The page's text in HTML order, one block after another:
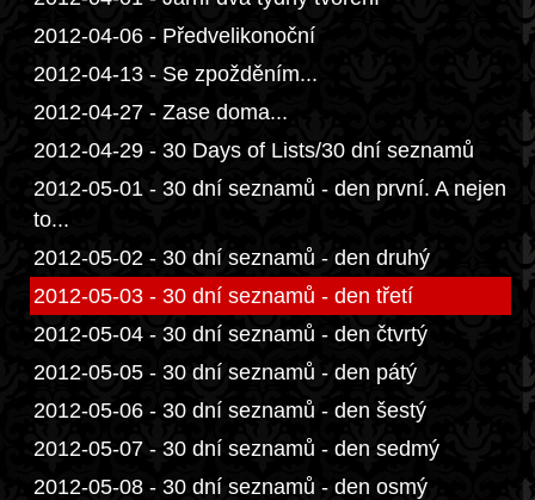
2012-04-06 - Předvelikonoční
2012-04-13 - Se zpožděním...
2012-04-27 - Zase doma...
2012-04-29 - 30 Days of Lists/30 dní seznamů
2012-05-01 - 30 dní seznamů - den první. A nejen
to...
2012-05-02 - 30 dní seznamů - den druhý
2012-05-03 - 30 dní seznamů - den třetí
2012-05-04 - 30 dní seznamů - den čtvrtý
2012-05-05 - 30 dní seznamů - den pátý
2012-05-06 - 30 dní seznamů - den šestý
2012-05-07 - 30 dní seznamů - den sedmý
2012-05-08 - 30 dní seznamů - den osmý